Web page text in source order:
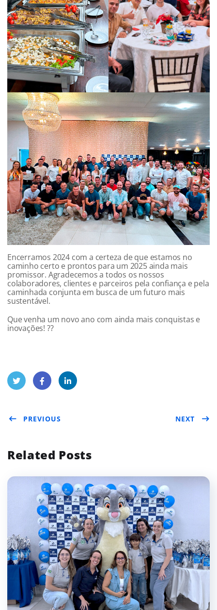
Encerramos 2024 com a certeza de que estamos no
caminho certo e prontos para um 2025 ainda mais
promissor. Agradecemos a todos os nossos
colaboradores, clientes e parceiros pela confiança e pela
caminhada conjunta em busca de um futuro mais
sustentável.
Que venha um novo ano com ainda mais conquistas e
inovações! ??
ter
boo
edIn
PREVIOUS NEXT
Related Posts